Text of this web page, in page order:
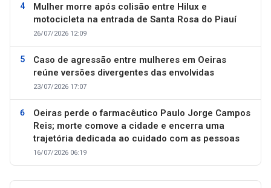
Mulher morre após colisão entre Hilux e
motocicleta na entrada de Santa Rosa do Piauí
26/07/2026 12:09
Caso de agressão entre mulheres em Oeiras
reúne versões divergentes das envolvidas
23/07/2026 17:07
Oeiras perde o farmacêutico Paulo Jorge Campos
Reis; morte comove a cidade e encerra uma
trajetória dedicada ao cuidado com as pessoas
16/07/2026 06:19